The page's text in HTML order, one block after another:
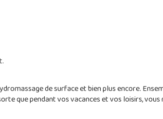
de surface et bien plus encore.
que pendant vos vacances et vos loisirs, vous